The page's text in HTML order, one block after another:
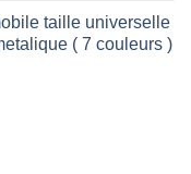
taille universelle
( 7 couleurs )